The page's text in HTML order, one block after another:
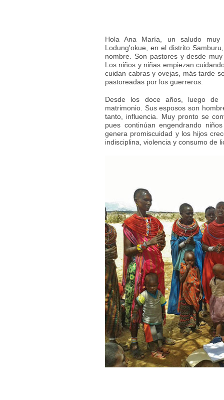
Hola Ana María, un saludo
Lodung'okue, en el distrito
nombre. Son pastores y desde
Los niños y niñas empiezan
cuidan cabras y ovejas, más tarde
pastoreadas por los guerreros.
Desde los doce años, luego de
matrimonio. Sus esposos son
tanto, influencia. Muy pronto se
pues continúan engendrando
genera promiscuidad y los hijos
indisciplina, violencia y consumo de